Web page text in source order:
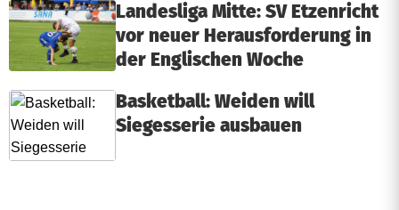
Landesliga Mitte: SV Etzenricht
vor neuer Herausforderung in
der Englischen Woche
Basketball: Weiden will
Siegesserie ausbauen